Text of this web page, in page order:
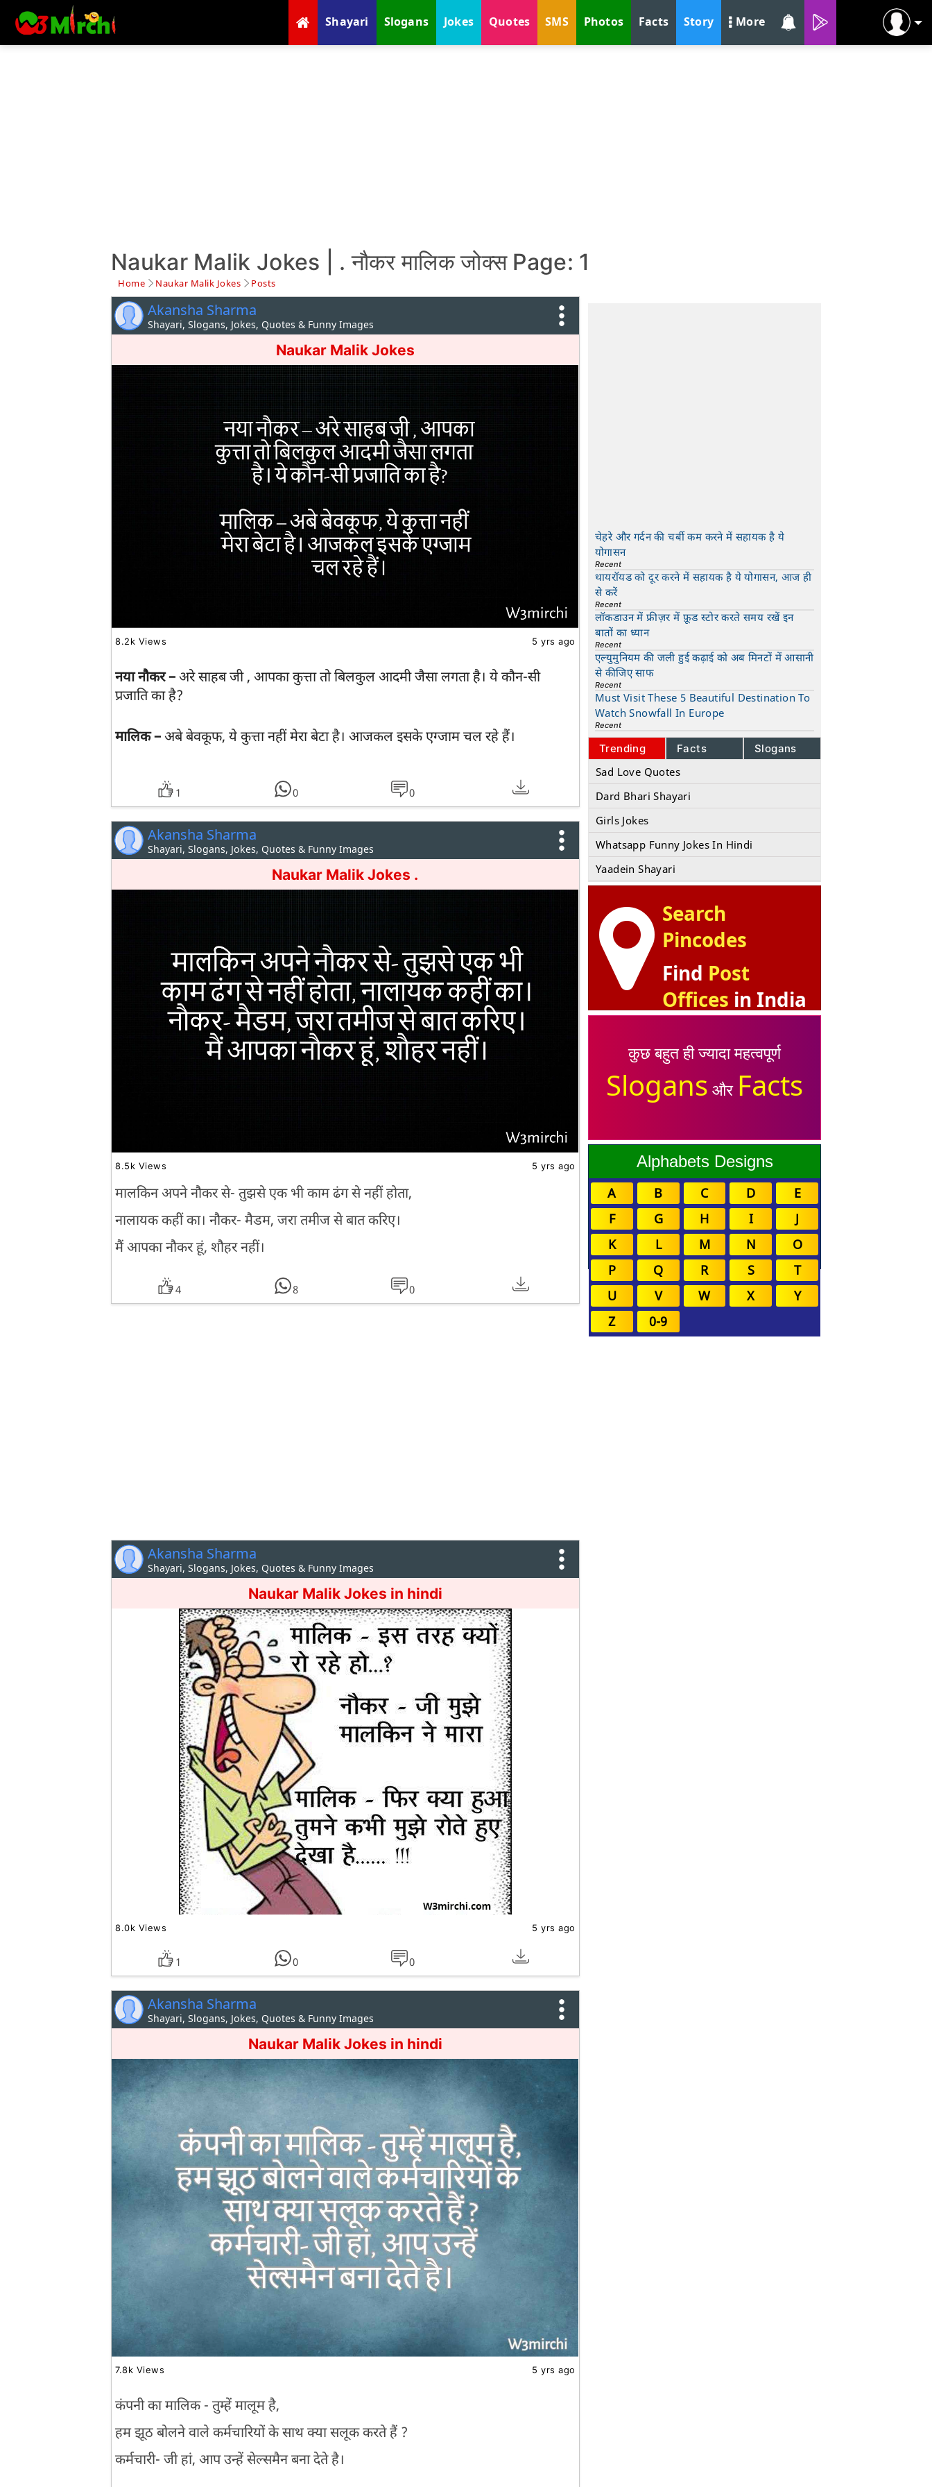
Shayari Slogans Jokes Quotes SMS Photos Facts Story More
Naukar Malik Jokes | . नौकर मालिक जोक्स Page: 1
Home Naukar Malik Jokes Posts
Akansha Sharma
Shayari, Slogans, Jokes, Quotes & Funny Images
Naukar Malik Jokes
8.2k Views 5 yrs ago
नया नौकर –अरे साहब जी , आपका कुत्ता तो बिलकुल आदमी जैसा लगता है। ये कौन-सी
प्रजाति का है?
मालिक –अबे बेवकूफ, ये कुत्ता नहीं मेरा बेटा है। आजकल इसके एग्जाम चल रहे हैं।
1 0 0
Akansha Sharma
Shayari, Slogans, Jokes, Quotes & Funny Images
Naukar Malik Jokes .
8.5k Views 5 yrs ago
मालकिन अपने नौकर से- तुझसे एक भी काम ढंग से नहीं होता,
नालायक कहीं का। नौकर- मैडम, जरा तमीज से बात करिए।
मैं आपका नौकर हूं, शौहर नहीं।
4 8 0
Akansha Sharma
Shayari, Slogans, Jokes, Quotes & Funny Images
Naukar Malik Jokes in hindi
8.0k Views 5 yrs ago
1 0 0
Akansha Sharma
Shayari, Slogans, Jokes, Quotes & Funny Images
Naukar Malik Jokes in hindi
7.8k Views 5 yrs ago
कंपनी का मालिक - तुम्हें मालूम है,
हम झूठ बोलने वाले कर्मचारियों के साथ क्या सलूक करते हैं ?
कर्मचारी- जी हां, आप उन्हें सेल्समैन बना देते है।
चेहरे और गर्दन की चर्बी कम करने में सहायक है ये
योगासन
Recent
थायरॉयड को दूर करने में सहायक है ये योगासन, आज ही
से करें
Recent
लॉकडाउन में फ्रीज़र में फ़ूड स्टोर करते समय रखें इन
बातों का ध्यान
Recent
एल्युमुनियम की जली हुई कढ़ाई को अब मिनटों में आसानी
से कीजिए साफ
Recent
Must Visit These 5 Beautiful Destination To
Watch Snowfall In Europe
Recent
Trending Facts Slogans
Sad Love Quotes
Dard Bhari Shayari
Girls Jokes
Whatsapp Funny Jokes In Hindi
Yaadein Shayari
Search
Pincodes
Find Post
Offices in India
कुछ बहुत ही ज्यादा महत्वपूर्ण
Slogans और Facts
Alphabets Designs
A B C D
E
F
G H I
J
K
L M N
O
P
Q R S
T
U
V W X
Y
Z
0-9